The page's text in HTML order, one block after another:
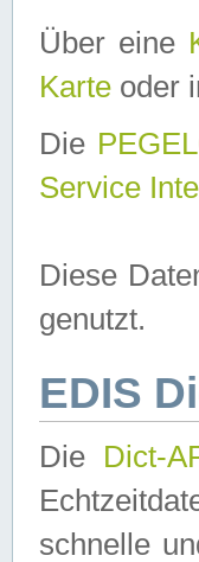
Über eine
Karte oder
Die
Service
Diese
genutzt.
EDIS
Die Dict-
schnelle